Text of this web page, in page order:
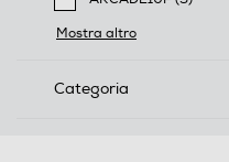
Filtra per Marca:
Mostra altro
Categoria